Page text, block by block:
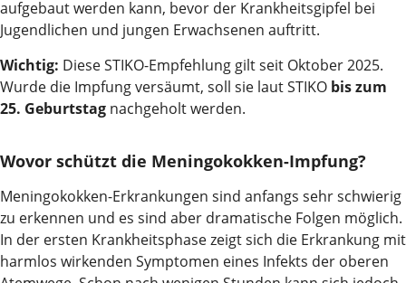
aufgebaut werden kann, bevor der Krankheitsgipfel bei
Jugendlichen und jungen Erwachsenen auftritt.
Wichtig: Diese STIKO-Empfehlung gilt seit Oktober 2025.
Wurde die Impfung versäumt, soll sie laut STIKO bis zum
25. Geburtstag nachgeholt werden.
Wovor schützt die Meningokokken-Impfung?
Meningokokken-Erkrankungen sind anfangs sehr schwierig
zu erkennen und es sind aber dramatische Folgen möglich.
In der ersten Krankheitsphase zeigt sich die Erkrankung mit
harmlos wirkenden Symptomen eines Infekts der oberen